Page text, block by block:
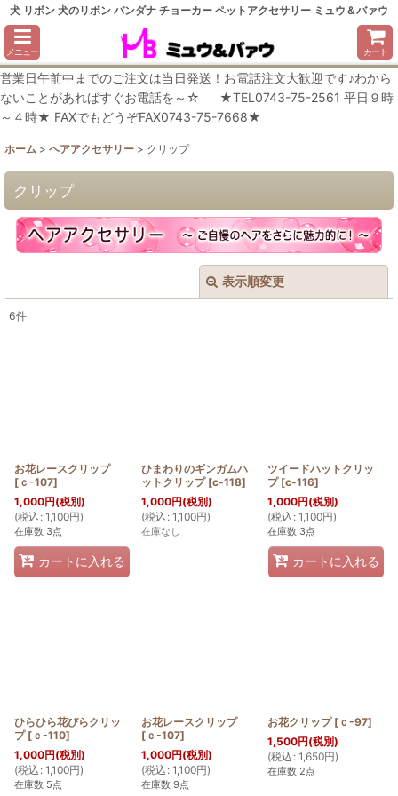
犬 リボン 犬のリボン バンダナ チョーカー ペットアクセサリー ミュウ＆バァウ
メニュー カート
営業日午前中までのご注文は当日発送！お電話注文大歓迎です♪わから
ないことがあればすぐお電話を～☆ ★TEL0743-75-2561 平日９時
～４時★ FAXでもどうぞFAX0743-75-7668★
ホーム > ヘアアクセサリー > クリップ
クリップ
表示順変更
絞り込む
6件
お花レースクリップ
[ ｃ-107]
1,000円(税別)
(税込 : 1,100円)
在庫数 3点
カートに入れる
ひまわりのギンガムハ
ットクリップ [c-118]
1,000円(税別)
(税込 : 1,100円)
在庫なし
ツイードハットクリッ
プ [c-116]
1,000円(税別)
(税込 : 1,100円)
在庫数 3点
カートに入れる
ひらひら花びらクリッ
プ [ ｃ-110]
1,000円(税別)
(税込 : 1,100円)
在庫数 5点
お花レースクリップ
[ｃ-107]
1,000円(税別)
(税込 : 1,100円)
在庫数 9点
お花クリップ [ ｃ-97]
1,500円(税別)
(税込 : 1,650円)
在庫数 2点